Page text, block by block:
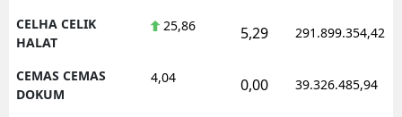
CELHA CELIK
HALAT
25,86 5,29 291.899.354,42
CEMAS CEMAS
DOKUM
4,04 0,00 39.326.485,94